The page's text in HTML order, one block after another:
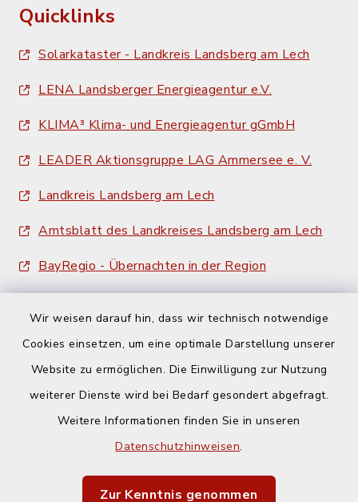
Wir weisen darauf hin, dass wir technisch notwendige
Cookies einsetzen, um eine optimale Darstellung unserer
Website zu ermöglichen. Die Einwilligung zur Nutzung
weiterer Dienste wird bei Bedarf gesondert abgefragt.
Weitere Informationen finden Sie in unseren
Datenschutzhinweisen.
Zur Kenntnis genommen
Quicklinks
Solarkataster - Landkreis Landsberg am Lech
LENA Landsberger Energieagentur e.V.
KLIMA³ Klima- und Energieagentur gGmbH
LEADER Aktionsgruppe LAG Ammersee e. V.
Landkreis Landsberg am Lech
Amtsblatt des Landkreises Landsberg am Lech
BayRegio - Übernachten in der Region
Barrierefreiheit